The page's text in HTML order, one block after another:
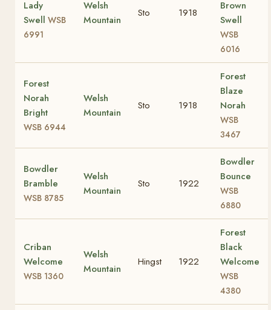
Lady
Swell WSB
6991
Welsh
Mountain
Sto 1918
Brown
Swell
WSB
6016
Forest
Norah
Bright
WSB 6944
Welsh
Mountain
Sto 1918
Forest
Blaze
Norah
WSB
3467
Bowdler
Bramble
WSB 8785
Welsh
Mountain
Sto 1922
Bowdler
Bounce
WSB
6880
Criban
Welcome
WSB 1360
Welsh
Mountain
Hingst 1922
Forest
Black
Welcome
WSB
4380